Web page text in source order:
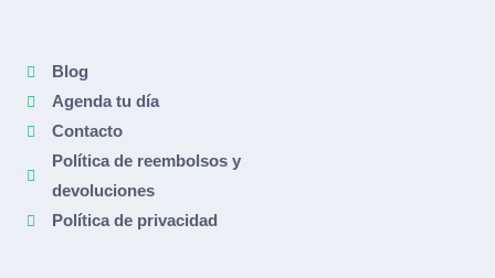
Blog
Agenda tu día
Contacto
Política de reembolsos y
devoluciones
Política de privacidad